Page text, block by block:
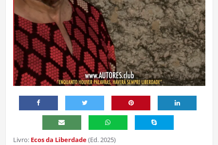
Livro: Ecos da Liberdade(Ed. 2025)